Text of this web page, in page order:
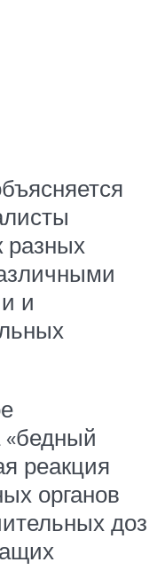
разных
и
реакция
органов
доз